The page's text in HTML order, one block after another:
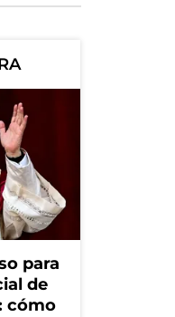
para
de
cómo